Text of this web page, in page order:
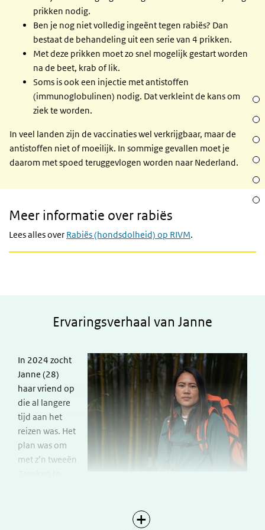
Nora
Isa
prikken nodig.
Ben je nog niet volledig ingeënt tegen rabiës? Dan
bestaat de behandeling uit een serie van 4 prikken.
Met deze prikken moet zo snel mogelijk gestart worden
na de beet, krab of lik.
Soms is ook een injectie met antistoffen
(immunoglobulinen) nodig. Dat verkleint de kans om
ziek te worden.
In veel landen zijn de vaccinaties wel verkrijgbaar, maar de
antistoffen niet of moeilijk. In sommige gevallen moet je
daarom met spoed teruggevlogen worden naar Nederland.
Meer
Meer informatie over rabiës
Lees alles over Rabiës (hondsdolheid) op RIVM.
Ervaringsverhaal van Janne
In 2024 zocht
Janne (28)
haar vriend op
die al langere
tijd aan het
reizen was. Het
plan was om
met z’n tweeën
“Ik werd steeds comfortabeler met die hond”